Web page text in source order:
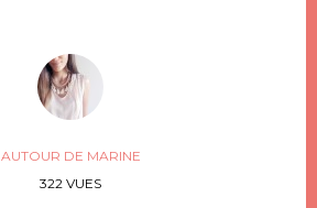
AUTOUR DE MARINE
322 VUES